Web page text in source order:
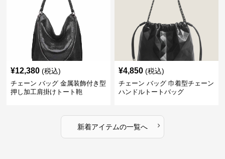
¥12,380 (税込)
チェーン バッグ 金属装飾付き型
押し加工肩掛けトート鞄
¥4,850 (税込)
チェーン バッグ 巾着型チェーン
ハンドルトートバッグ
新着アイテムの一覧へ ›